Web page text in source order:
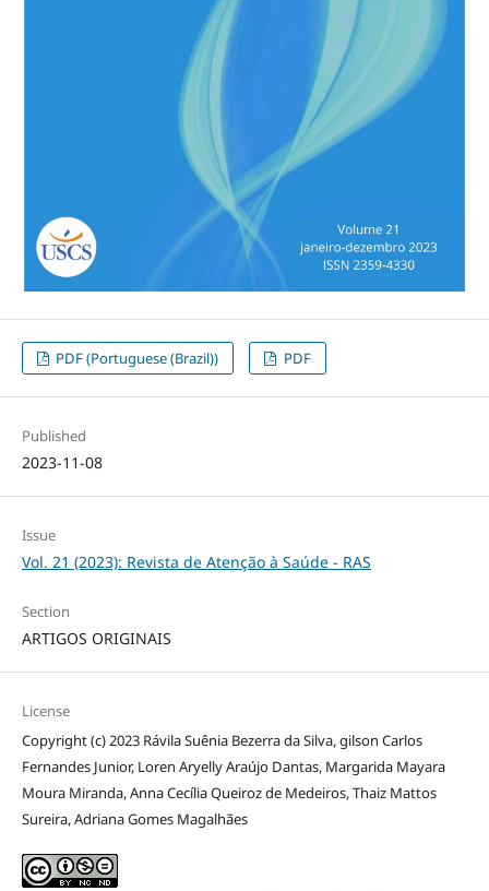
PDF (Portuguese (Brazil)) PDF
Published
2023-11-08
Issue
Vol. 21 (2023): Revista de Atenção à Saúde - RAS
Section
ARTIGOS ORIGINAIS
License
Copyright (c) 2023 Rávila Suênia Bezerra da Silva, gilson Carlos
Fernandes Junior, Loren Aryelly Araújo Dantas, Margarida Mayara
Moura Miranda, Anna Cecília Queiroz de Medeiros, Thaiz Mattos
Sureira, Adriana Gomes Magalhães